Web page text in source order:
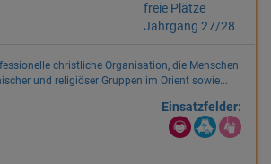
freie Plätze
Jahrgang 27/28
christliche Organisation, die Menschen
und religiöser Gruppen im Orient sowie...
Einsatzfelder: